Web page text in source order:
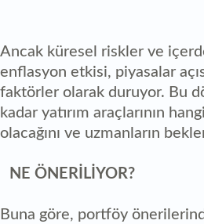
Ancak küresel riskler ve
enflasyon etkisi, piyasalar
faktörler olarak duruyor. Bu
kadar yatırım araçlarının
olacağını ve uzmanların
NE ÖNERİLİYOR?
Buna göre, portföy